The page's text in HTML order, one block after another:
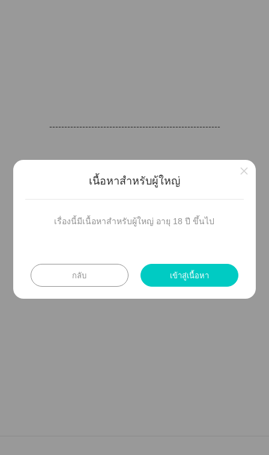
---------------------------------------------------------
อย่างไก็าติดานิยายเรื่องนี้กันเะะะ อย่า
ลืมถูกใแะติดานิยายเรื่องนี้ด้วยน้า คุณค่า
เนื้อหาสำหรับผู้ใหญ่
เรื่องนี้มีเนื้อหาสำหรับผู้ใหญ่ อายุ 18 ปี ขึ้นไป
กลับ เข้าสู่เนื้อหา
×